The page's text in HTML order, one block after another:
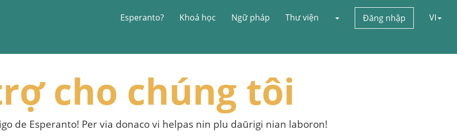
Esperanto? Khoá học Ngữ pháp Thư viện Đăng nhập VI
cho chúng tôi
de Esperanto! Per via donaco vi helpas nin plu daŭrigi nian laboron!